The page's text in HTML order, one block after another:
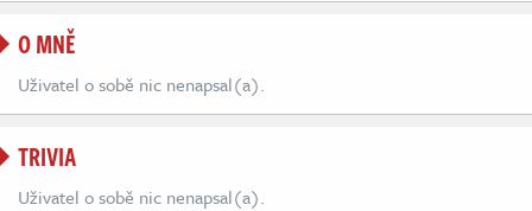
O MNĚ
Uživatel o sobě nic nenapsal(a).
TRIVIA
Uživatel o sobě nic nenapsal(a).